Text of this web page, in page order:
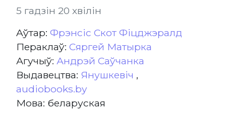
5 гадзін 20 хвілін
Aўтар: Фрэнсіс Скот Фіцджэралд
Пераклаў: Сяргей Матырка
Агучыў: Андрэй Саўчанка
Выдавецтва: Янушкевіч ,
audiobooks.by
Мова: беларуская